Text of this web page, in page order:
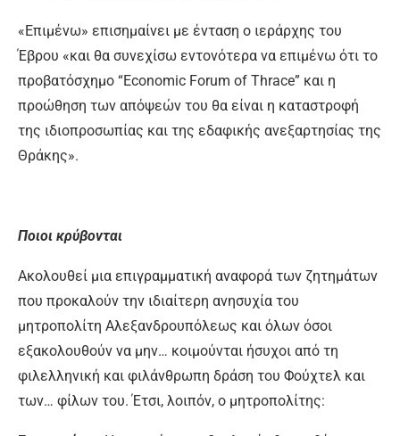
«Επιμένω» επισημαίνει με ένταση ο ιεράρ­χης του
Έβρου «και θα συνεχίσω εντονότερα να επιμένω ότι το
προβατόσχημο “Economic Forum of Thrace” και η
προώθηση των απόψε­ών του θα είναι η καταστροφή
της ιδιοπροσωπίας και της εδαφικής ανεξαρτησίας της
Θρά­κης».
Ποιοι κρύβονται
Ακολουθεί μια επιγραμματική αναφορά των ζητημάτων
που προκαλούν την ιδιαίτερη ανησυχία του
μητροπολίτη Αλεξανδρουπόλε­ως και όλων όσοι
εξακολουθούν να μην… κοι­μούνται ήσυχοι από τη
φιλελληνική και φιλάνθρωπη δράση του Φούχτελ και
των… φίλων του. Έτσι, λοιπόν, ο μητροπολίτης: